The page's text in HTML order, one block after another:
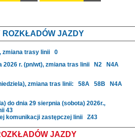
ROZKŁADÓW JAZDY
zmiana trasy linii
0
2026 r. (pn/wt), zmiana tras linii
N2
N4A
zmiana tras linii:
58A 58B
N4A
do dnia 29 sierpnia (sobota) 2026r.,
43
komunikacji zastępczej linii
Z43
JAZDY